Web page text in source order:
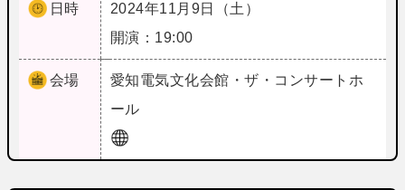
日時
2024年11月9日（土）
開演：19:00
会場 愛知電気文化会館・ザ・コンサートホ
ール